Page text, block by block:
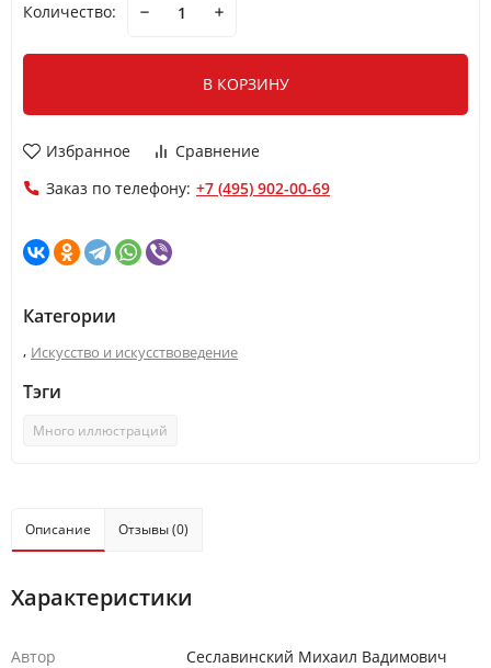
Количество:
В КОРЗИНУ
Избранное
Сравнение
Заказ по телефону: +7 (495) 902-00-69
Категории
, Искусство и искусствоведение
Тэги
Много иллюстраций
Описание Отзывы (0)
Характеристики
Автор Сеславинский Михаил Вадимович